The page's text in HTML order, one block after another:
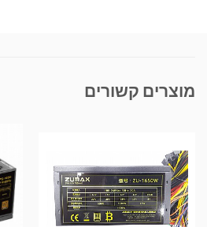
מוצרים קשורים